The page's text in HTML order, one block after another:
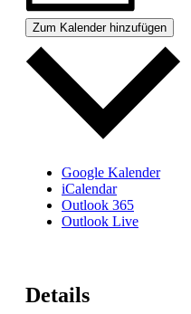
Zum Kalender hinzufügen
Google Kalender
iCalendar
Outlook 365
Outlook Live
Details